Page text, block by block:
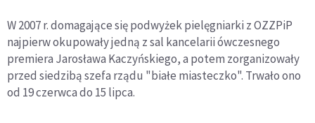
W 2007 r. domagające się podwyżek pielęgniarki z OZZPiP
najpierw okupowały jedną z sal kancelarii ówczesnego
premiera Jarosława Kaczyńskiego, a potem zorganizowały
przed siedzibą szefa rządu "białe miasteczko". Trwało ono
od 19 czerwca do 15 lipca.